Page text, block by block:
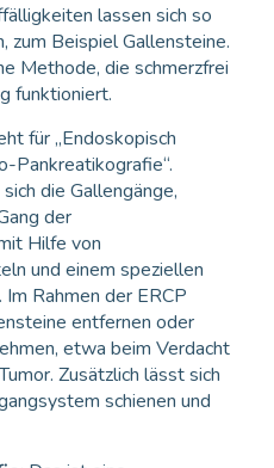
lassen sich so
zum Beispiel Gallensteine.
Methode, die schmerzfrei
funktioniert.
für „Endoskopisch
Pankreatikografie“.
die Gallengänge,
der
Hilfe von
und einem speziellen
Rahmen der ERCP
entfernen oder
etwa beim Verdacht
Zusätzlich lässt sich
schienen und